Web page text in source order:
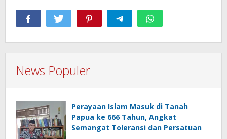
News Populer
Perayaan Islam Masuk di Tanah
Papua ke 666 Tahun, Angkat
Semangat Toleransi dan Persatuan